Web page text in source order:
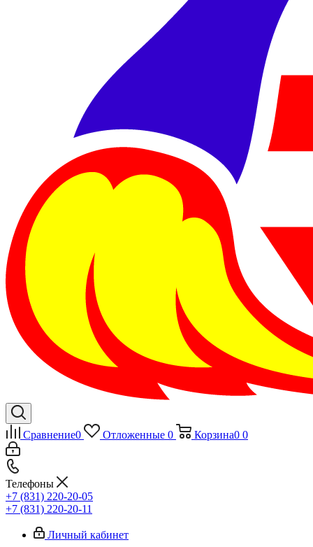
Сравнение0 Отложенные 0 Корзина0 0
Телефоны
+7 (831) 220-20-05
+7 (831) 220-20-11
Личный кабинет